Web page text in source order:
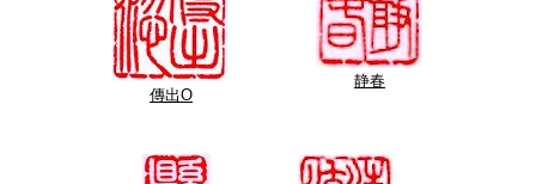
傳出O
静春